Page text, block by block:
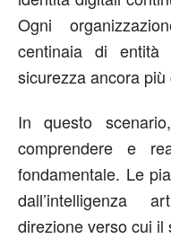
Ogni
centinaia di entità
sicurezza ancora più
In questo
comprendere e
fondamentale. Le
dall’intelligenza
direzione verso cui il